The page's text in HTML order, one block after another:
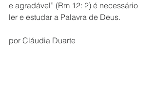
e agradável” (Rm 12: 2) é necessário
ler e estudar a Palavra de Deus.
por Cláudia Duarte